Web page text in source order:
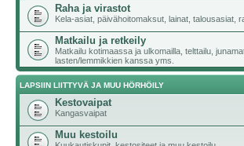
Raha ja virastot
Kela-asiat, päivähoitomaksut, lainat, talousasiat,
Matkailu ja retkeily
Matkailu kotimaassa ja ulkomailla, telttailu,
lasten/lemmikkien kanssa yms.
LAPSIIN LIITTYVÄ JA MUU HÖRHÖILY
Kestovaipat
Kangasvaipat
Muu kestoilu